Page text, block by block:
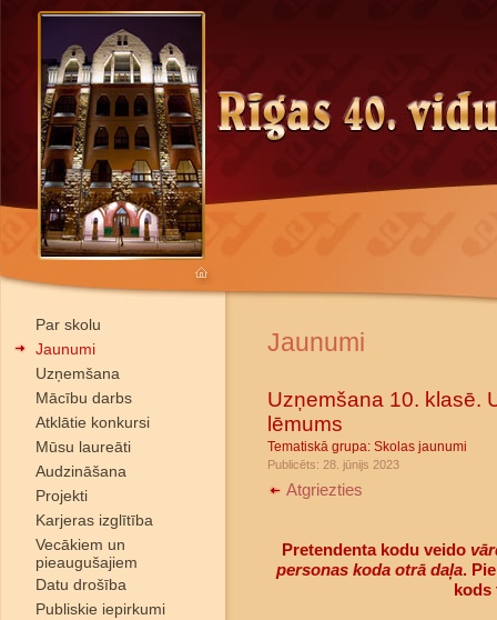
Par skolu
Jaunumi
Uzņemšana
Mācību darbs
Atklātie konkursi
Mūsu laureāti
Audzināšana
Projekti
Karjeras izglītība
Vecākiem un
pieaugušajiem
Datu drošība
Publiskie iepirkumi
Jaunumi
Uzņemšana 10. klasē.
lēmums
Tematiskā grupa: Skolas jaunumi
Publicēts: 28. jūnijs 2023
Atgriezties
Pretendenta kodu veido
personas koda otrā daļa.
kods